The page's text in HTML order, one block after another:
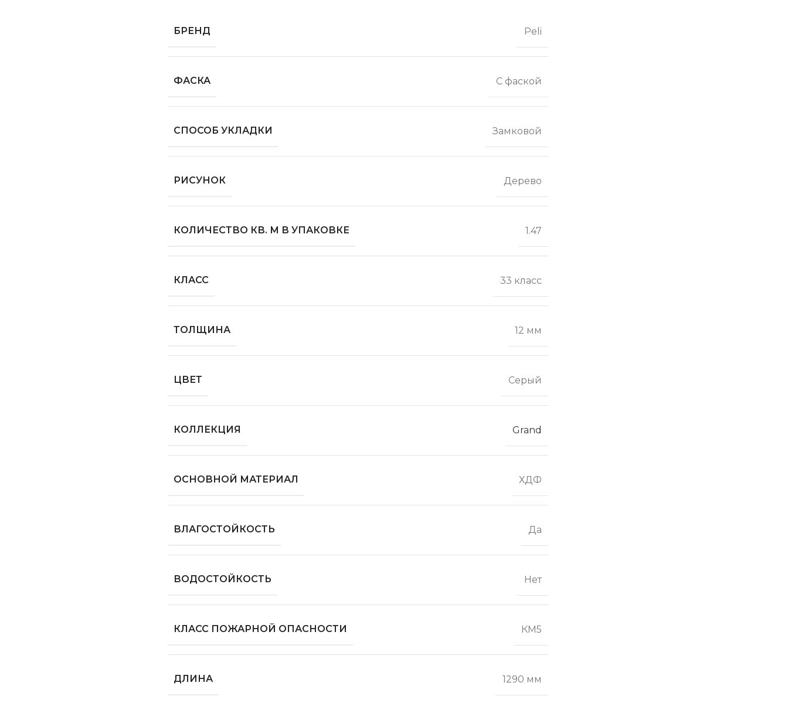
БРЕНД Peli
ФАСКА С фаской
СПОСОБ УКЛАДКИ Замковой
РИСУНОК Дерево
КОЛИЧЕСТВО КВ. М В УПАКОВКЕ 1.47
КЛАСС 33 класс
ТОЛЩИНА 12 мм
ЦВЕТ Серый
КОЛЛЕКЦИЯ Grand
ОСНОВНОЙ МАТЕРИАЛ ХДФ
ВЛАГОСТОЙКОСТЬ Да
ВОДОСТОЙКОСТЬ Нет
КЛАСС ПОЖАРНОЙ ОПАСНОСТИ КМ5
ДЛИНА 1290 мм